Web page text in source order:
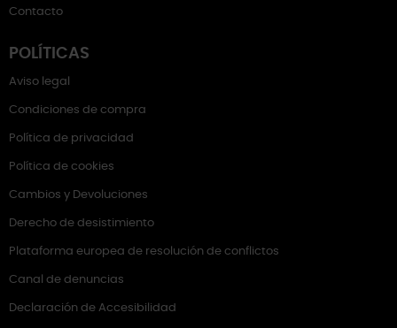
Contacto
POLÍTICAS
Aviso legal
Condiciones de compra
Política de privacidad
Política de cookies
Cambios y Devoluciones
Derecho de desistimiento
Plataforma europea de resolución de conflictos
Canal de denuncias
Declaración de Accesibilidad